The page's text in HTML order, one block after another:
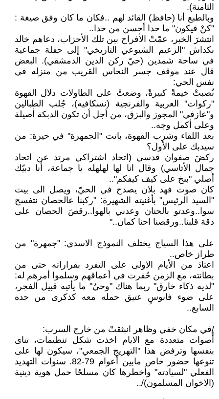
الثامنة).
وبالطبع أنا (حافظ) القائد لهم ..فكان ما كان وفق صيغة :
"كنْ فيكون" ما حدا أحسن من حدا..
انتشرَ الخبر، عمّتْ الأفراح بين تلك الأحزاب، دعاهم خالد
بكداش "الزعيم الشيوعي التاريخي" إلى حفلة جماعية
في ساحة شمدين (حيّ ركن الدين الدمشقي). البعض
قال عند موقف جسر النحاس القريب من منزله في
نفس الحي:
نُصبتْ خيمةً كبيرةً، وضعتْ على الطاولات دلال القهوة
"ركوات" العربية والفرنجية (نسكافيه)، جُلب الطبالين
و"عازفي" المجوز والبزق، من أجل أن تكون الدبكة أصيلة
وعلى أكمل وجه..
بعد اللقاء وشرب القهوة، باتت "الجمهرة" في حيرة: من
سيدبك على الأول؟
ركضَ صفوان قدسي (اتحاد اشتراكي مرتد عن اتحاد
جمال الأتاسي) وقال انا لها لهلهله يا جماعة، أنا دبيّك
أصلي "بنخ على كيف كيفكم"..
كان صوت فهد بلان يصدح في الحيّ، ويصل الى بيت
"السيد الرئيس" بأغنيته الشهيرة: "ركبنا عالحصان نتفسح
سوا..وعدتو بالحنان وعدني بالهوا..رقصَ الحصان على
دقة قلبنا..ورقصنا احنا كمان.."
على هذا السياج يختلف النموذج الاسدي: "جمهرة" من
طراز خاص..
اعتادَ من الأيام الاولى على التفرد بقراراته حتى من
بطانته، مع الزمن حُفرت في أعماقهم وسلموا أمرهم له:
"لديه ذكاء خارق" ربما هناك "وحيٌ" ما يأتيه قبيل الفجر،
على ضوء فانوسٍ عتيق حمله معه كذكرى من جده
السابع..
/في مكان خفي وظاهر انبثقتْ من خارج السرب:
أًصوات متعددة مع الايام اخذت شكل تنظيمات، تناى
بنفسها وترفض هذا "التهريج الجمعي"، سيكون لها على
تنوعها حضور خاص مابين أعوام 79-82. سنوات التهديد
الفعلي "لسيادته" وأخطرها كان مسلحًا حمل هوية دينية
(الاخوان المسلمون)/..